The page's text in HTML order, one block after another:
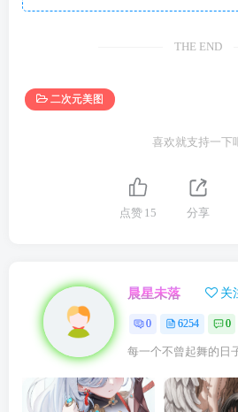
THE END
二次元美图
喜欢就支持一下
点赞 15 分享
晨星未落 关
0 6254 0
每一个不曾起舞的日